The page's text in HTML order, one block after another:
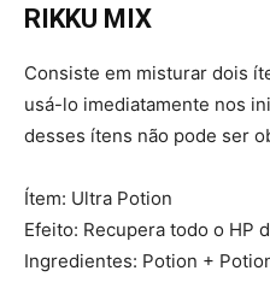
RIKKU MIX
Consiste em misturar dois
usá-lo imediatamente nos
desses ítens não pode ser
Ítem: Ultra Potion
Efeito: Recupera todo o HP
Ingredientes: Potion +